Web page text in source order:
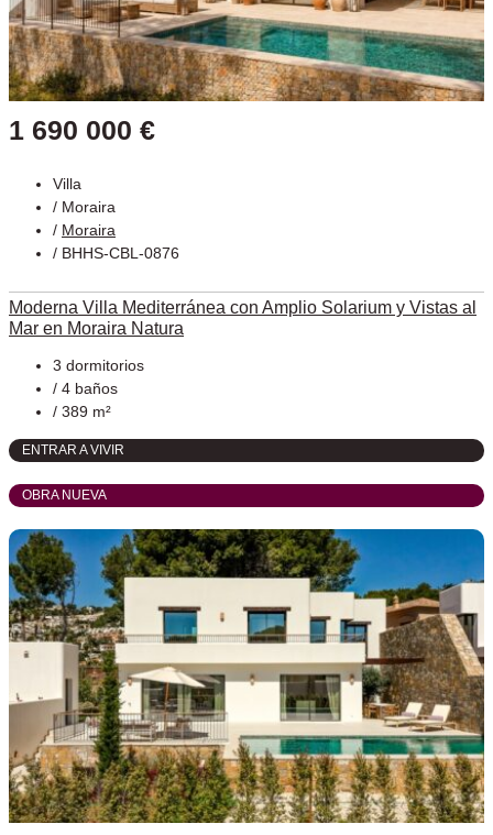
1 690 000 €
Villa
/ Moraira
/ Moraira
/ BHHS-CBL-0876
Moderna Villa Mediterránea con Amplio Solarium y Vistas al
Mar en Moraira Natura
3 dormitorios
/ 4 baños
/ 389 m²
ENTRAR A VIVIR
OBRA NUEVA